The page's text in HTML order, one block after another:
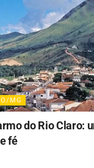
MG
do Rio Claro:
fé